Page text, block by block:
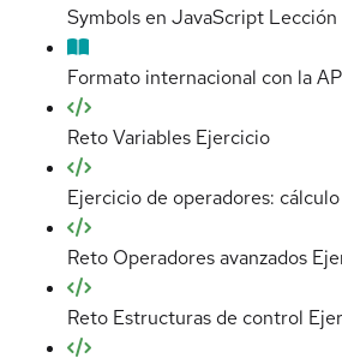
Symbols en JavaScript Lección
Formato internacional con la
Reto Variables Ejercicio
Ejercicio de operadores:
Reto Operadores avanzados
Reto Estructuras de control